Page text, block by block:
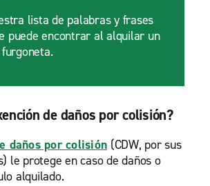
lista de palabras y frases
puede encontrar al alquilar un
de daños por colisión?
daños por colisión (CDW, por sus
le protege en caso de daños o
alquilado.